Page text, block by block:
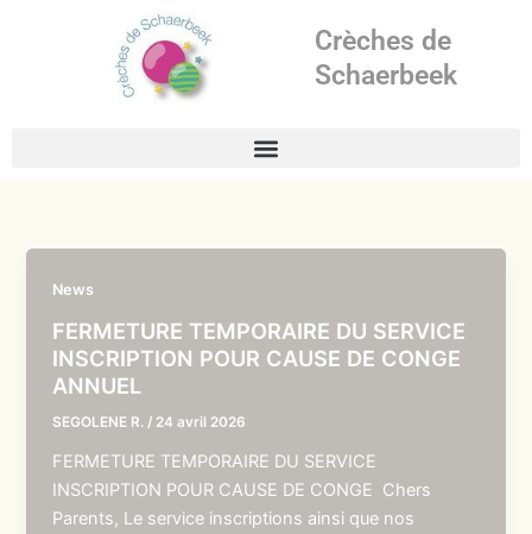
Crèches de
Schaerbeek
News
FERMETURE TEMPORAIRE DU SERVICE
INSCRIPTION POUR CAUSE DE CONGE
ANNUEL
SEGOLENE R. / 24 avril 2026
FERMETURE TEMPORAIRE DU SERVICE
INSCRIPTION POUR CAUSE DE CONGE Chers
Parents, Le service inscriptions ainsi que nos